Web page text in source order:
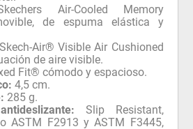
Air-Cooled Memory
de espuma elástica y
Skech-Air® Visible Air Cushioned
de aire visible.
Fit® cómodo y espacioso.
4,5 cm.
285 g.
Slip Resistant,
ASTM F2913 y ASTM F3445,